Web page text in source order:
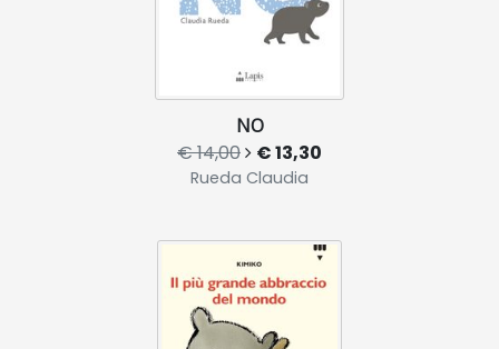
NO
€ 14,00 € 13,30
Rueda Claudia